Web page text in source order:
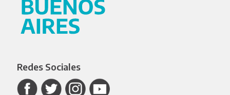
Redes Sociales